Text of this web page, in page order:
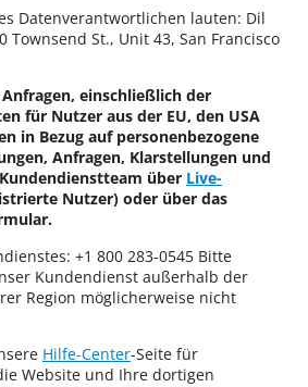
Datenverantwortlichen lauten: Dil
Townsend St., Unit 43, San Francisco
einschließlich der
für Nutzer aus der EU, den USA
in Bezug auf personenbezogene
Anfragen, Klarstellungen und
über Live-
Nutzer) oder über das
+1 800 283-0545 Bitte
Kundendienst außerhalb der
Region möglicherweise nicht
Hilfe-Center-Seite für
Website und Ihre dortigen